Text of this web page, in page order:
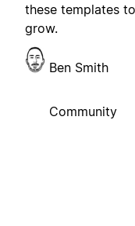
these templates
grow.
Ben Smith
Community